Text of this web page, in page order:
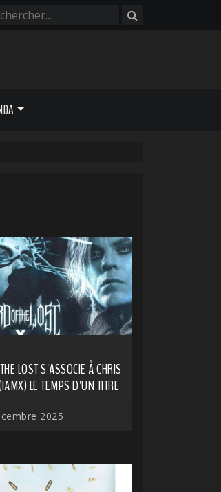
LOST S'ASSOCIE À CHRIS
LE TEMPS D'UN TITRE
2025